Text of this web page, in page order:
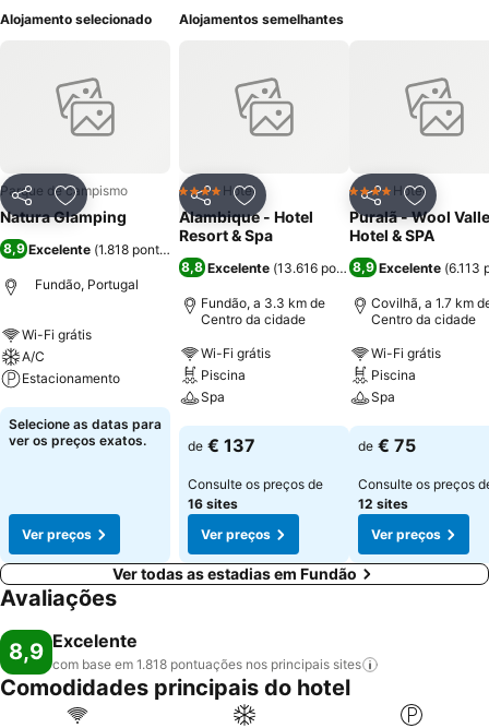
da diversidade e singularidade de experiências, de enriquecimento
vivenciar a Natureza em pleno, num respeito mútuo e contacto
direto com a biodiversidade do território, realizar actividades ao ar
livre, conhecer os trilhos, o património, a gastronomia e os costumes
de altitude, numa localização privilegiada da Serra da Gardunha,
virado a norte, com uma vista esplendorosa sobre a Cova da Beira e
a Serra da Estrela, devidamente integrado no meio envolvente e
vocacionado para um Turismo de Natureza de elevada qualidade.
Alojamento selecionado
PartilharAdicionar aos favoritos
Parque de campismo
Natura Glamping
8,9 Excelente (1.818 pontuações
Fundão, Portugal
Wi-Fi grátis
A/C
Estacionamento
Ver preços
Selecione as datas para
ver os preços exatos.
Ver preços
Alojamentos semelhantes
PartilharAdicionar aos favoritos
4 EstrelasHotel
Alambique - Hotel
Resort & Spa
8,8 Excelente (13.616 pontuações)
Fundão, a 3.3 km de
Centro da cidade
Wi-Fi grátis
Piscina
Spa
Ver preços
de € 137
Consulte os preços de
16 sites
Ver preços
Partilhar
4 EstrelasHotel
Puralã - Wool
Hotel & SPA
8,9 Excelente (6.113
Covilhã, a 1.7 km
Centro da cidade
Wi-Fi grátis
Piscina
Spa
Ver preços
de € 75
Consulte os preços
12 sites
Ver preços
Ver todas as estadias em Fundão
Avaliações
8,9 Excelente
com base em 1.818 pontuações nos principais sites
Comodidades principais do hotel